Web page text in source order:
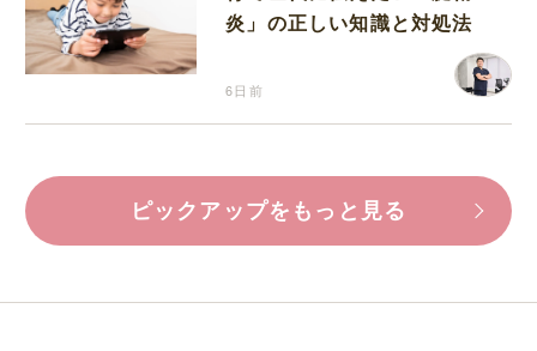
炎」の正しい知識と対処法
6日前
ピックアップをもっと見る